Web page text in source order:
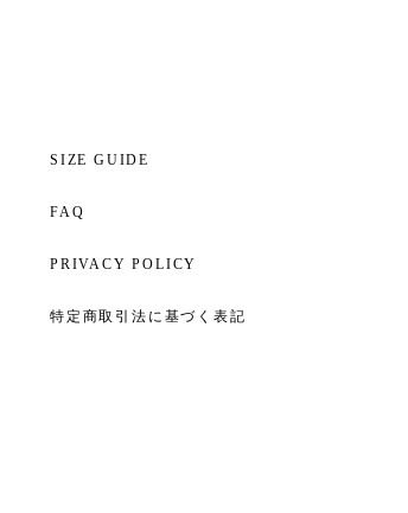
SIZE GUIDE
FAQ
PRIVACY POLICY
特定商取引法に基づく表記